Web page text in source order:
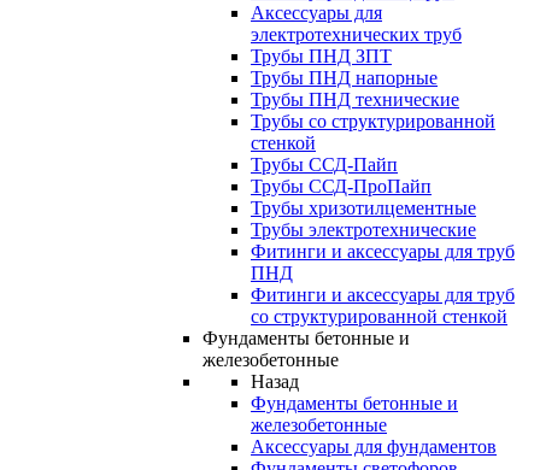
Аксессуары для
электротехнических труб
Трубы ПНД ЗПТ
Трубы ПНД напорные
Трубы ПНД технические
Трубы со структурированной
стенкой
Трубы ССД-Пайп
Трубы ССД-ПроПайп
Трубы хризотилцементные
Трубы электротехнические
Фитинги и аксессуары для труб
ПНД
Фитинги и аксессуары для труб
со структурированной стенкой
Фундаменты бетонные и
железобетонные
Назад
Фундаменты бетонные и
железобетонные
Аксессуары для фундаментов